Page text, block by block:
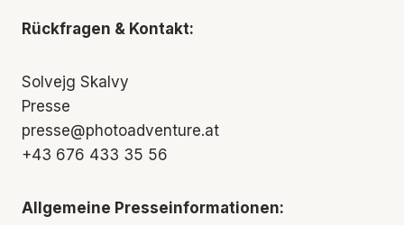
Rückfragen & Kontakt:
Solvejg Skalvy
Presse
presse@photoadventure.at
+43 676 433 35 56
Allgemeine Presseinformationen: